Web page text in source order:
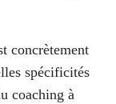
concrètement
spécificités
coaching à